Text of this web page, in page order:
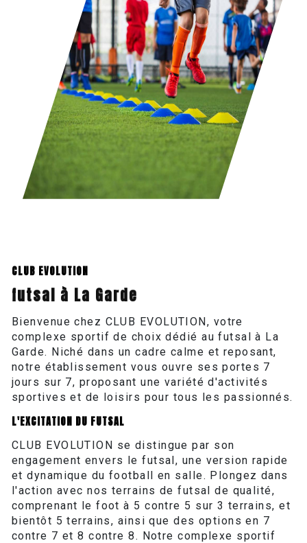
CLUB EVOLUTION
futsal à La Garde
Bienvenue chez CLUB EVOLUTION, votre
complexe sportif de choix dédié au futsal à La
Garde. Niché dans un cadre calme et reposant,
notre établissement vous ouvre ses portes 7
jours sur 7, proposant une variété d'activités
sportives et de loisirs pour tous les passionnés.
L'EXCITATION DU FUTSAL
CLUB EVOLUTION se distingue par son
engagement envers le futsal, une version rapide
et dynamique du football en salle. Plongez dans
l'action avec nos terrains de futsal de qualité,
comprenant le foot à 5 contre 5 sur 3 terrains, et
bientôt 5 terrains, ainsi que des options en 7
contre 7 et 8 contre 8. Notre complexe sportif